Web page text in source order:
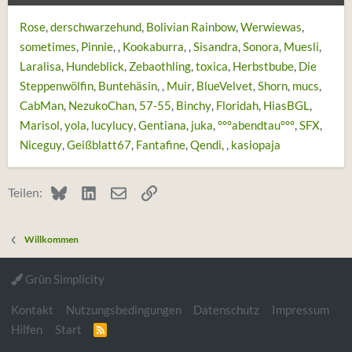
Rose derschwarzehund Bolivian Rainbow Werwiewas
sometimes Pinnie Kookaburra Sisandra Sonora Muesli
Laralisa Hundeblick Zebaothling toxica Herbstbube Die
Steppenwölfin Buntehäsin Muir BlueVelvet Shorn mucs
CabMan NezukoChan 57-55 Binchy Floridah HiasBGL
Marisol yola lucylucy Gentiana juka °°°abendtau°°° SFX
Niceguy Geißblatt67 Fantafine Qendi kasiopaja
Teilen: BlueskyLinkedInE-MailLink
Willkommen
Grün Simplicity
Kontakt Nutzungsbedingungen Datenschutz
Impressum
Hilfen
Start
R